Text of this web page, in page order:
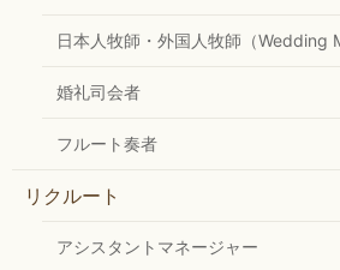
日本人牧師・外国人牧師（Wedding
婚礼司会者
フルート奏者
リクルート
アシスタントマネージャー